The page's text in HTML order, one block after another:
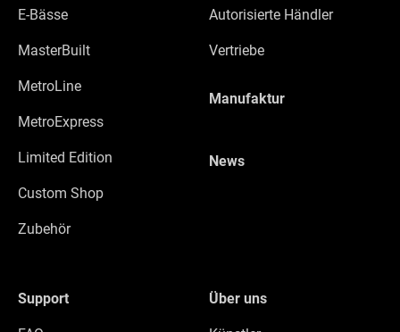
E-Bässe
MasterBuilt
MetroLine
MetroExpress
Limited Edition
Custom Shop
Zubehör
Autorisierte Händler
Vertriebe
Manufaktur
News
Support Über uns